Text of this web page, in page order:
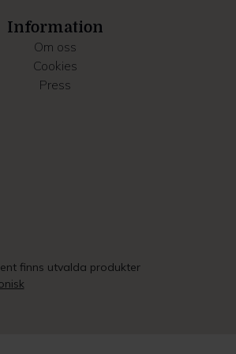
Information
Om oss
Cookies
Press
finns utvalda produkter